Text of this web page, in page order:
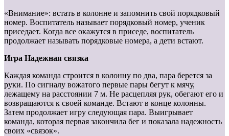
«Внимание»: встать в колонне и запомнить свой порядковый
номер. Воспитатель называет порядковый номер, ученик
приседает. Когда все окажутся в приседе, воспитатель
продолжает называть порядковые номера, а дети встают.
Игра Надежная связка
Каждая команда строится в колонну по два, пара берется за
руки. По сигналу вожатого первые пары бегут к мячу,
лежащему на расстоянии 7 м. Не расцепляя рук, обегают его и
возвращаются к своей команде. Встают в конце колонны.
Затем продолжает игру следующая пара. Выигрывает
команда, которая первая закончила бег и показала надежность
своих «связок».